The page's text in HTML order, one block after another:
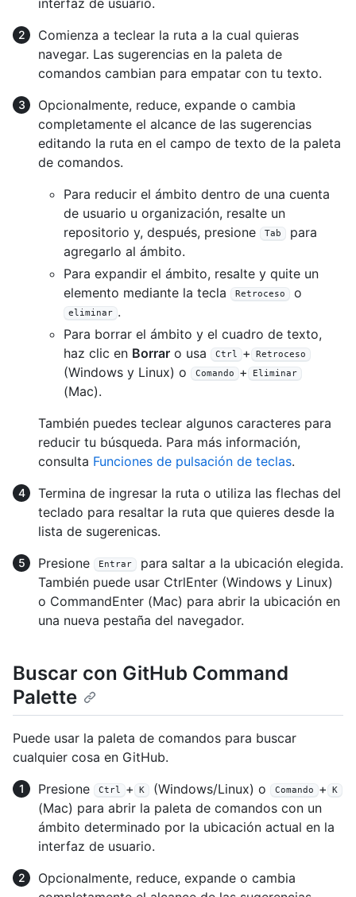
interfaz de usuario.
Comienza a teclear la ruta a la cual quieras
navegar. Las sugerencias en la paleta de
comandos cambian para empatar con tu texto.
Opcionalmente, reduce, expande o cambia
completamente el alcance de las sugerencias
editando la ruta en el campo de texto de la paleta
de comandos.
Para reducir el ámbito dentro de una cuenta
de usuario u organización, resalte un
repositorio y, después, presione
Tab
para
agregarlo al ámbito.
Para expandir el ámbito, resalte y quite un
elemento mediante la tecla
Retroceso o
eliminar .
Para borrar el ámbito y el cuadro de texto,
haz clic en Borrar o usa Ctrl + Retroceso
(Windows y Linux) o Comando + Eliminar
(Mac).
También puedes teclear algunos caracteres para
reducir tu búsqueda. Para más información,
consulta Funciones de pulsación de teclas.
Termina de ingresar la ruta o utiliza las flechas del
teclado para resaltar la ruta que quieres desde la
lista de sugerenicas.
Presione
Entrar
para saltar a la ubicación elegida.
También puede usar CtrlEnter (Windows y Linux)
o CommandEnter (Mac) para abrir la ubicación en
una nueva pestaña del navegador.
Buscar con GitHub Command
Palette
Puede usar la paleta de comandos para buscar
cualquier cosa en GitHub.
Presione
Ctrl + K (Windows/Linux) o Comando + K
(Mac) para abrir la paleta de comandos con un
ámbito determinado por la ubicación actual en la
interfaz de usuario.
Opcionalmente, reduce, expande o cambia